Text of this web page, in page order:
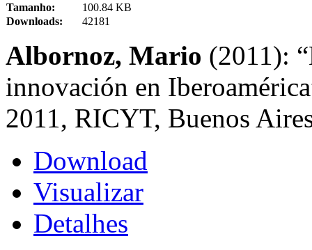
Tamanho:
100.84 KB
Downloads:
42181
Albornoz, Mario (2011):
innovación en
2011, RICYT, Buenos
Download
Visualizar
Detalhes